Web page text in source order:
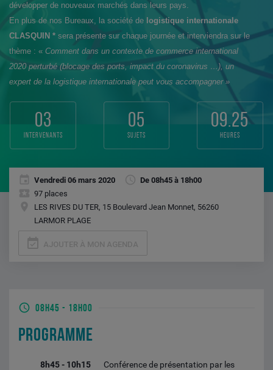
développer de nouveaux marchés dans leurs pays.
En plus de nos Bureaux, la société de logistique internationale
CLASQUIN * sera présente sur chaque journée et interviendra sur le
thème : « Comment dans un contexte de commerce international
2020 perturbé (blocage des ports, impact du coronavirus …), un
expert de la logistique internationale peut vous accompagner »
03
intervenants
05
sujets
09.25
heures
Vendredi 06 mars 2020
De 08h45 à 18h00
97 places
LES RIVES DU TER, 15 Boulevard Jean Monnet, 56260
LARMOR PLAGE
08H45 - 18H00
PROGRAMME
8h45 - 10h15 Conférence de présentation par les